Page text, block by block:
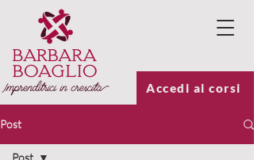
Accedi ai corsi
Post
Post